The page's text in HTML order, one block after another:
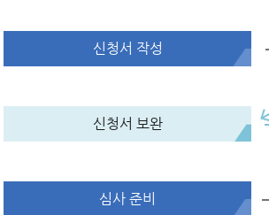
신청서 작성
신청서 보완
심사 준비